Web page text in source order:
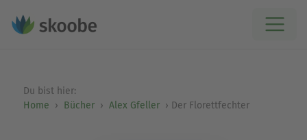
Du bist hier:
Home
Bücher Alex Gfeller Der Florettfechter